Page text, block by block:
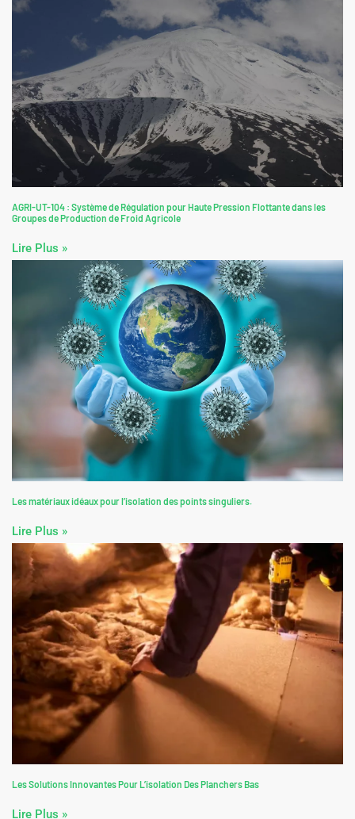
Les primes énergie : un coup de pouce pour vos travaux de rénovation et la
transition énergétique
Lire Plus »
AGRI-UT-104 : Système de Régulation pour Haute Pression Flottante dans les
Groupes de Production de Froid Agricole
Lire Plus »
Les matériaux idéaux pour l’isolation des points singuliers.
Lire Plus »